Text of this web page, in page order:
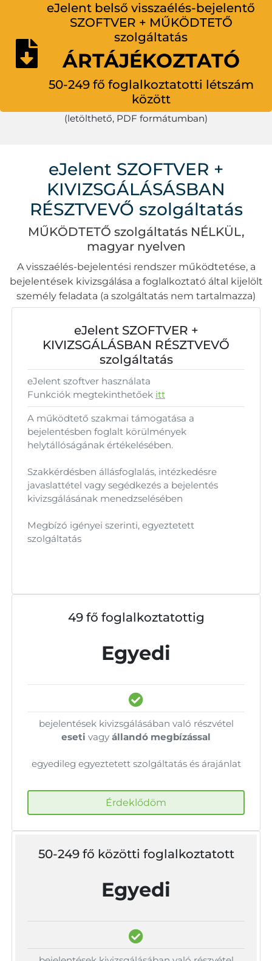
eJelent belső visszaélés-bejelentő
SZOFTVER + MŰKÖDTETŐ
szolgáltatás
ÁRTÁJÉKOZTATÓ
50-249 fő foglalkoztatotti létszám
között
(letölthető, PDF formátumban)
eJelent SZOFTVER +
KIVIZSGÁLÁSÁSBAN
RÉSZTVEVŐ szolgáltatás
MŰKÖDTETŐ szolgáltatás NÉLKÜL,
magyar nyelven
A visszaélés-bejelentési rendszer működtetése, a
bejelentések kivizsgálása a foglalkoztató által kijelölt
személy feladata (a szolgáltatás nem tartalmazza)
eJelent SZOFTVER +
KIVIZSGÁLÁSBAN RÉSZTVEVŐ
szolgáltatás
eJelent szoftver használata
Funkciók megtekinthetőek itt
A működtető szakmai támogatása a
bejelentésben foglalt körülmények
helytállóságának értékelésében.
Szakkérdésben állásfoglalás, intézkedésre
javaslattétel vagy segédkezés a bejelentés
kivizsgálásának menedzselésében
Megbízó igényei szerinti, egyeztetett
szolgáltatás
49 fő foglalkoztatottig
Egyedi
bejelentések kivizsgálásában való részvétel
eseti vagy állandó megbízással
egyedileg egyeztetett szolgáltatás és árajánlat
Érdeklődöm
50-249 fő közötti foglalkoztatott
Egyedi